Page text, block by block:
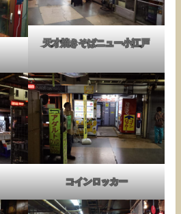
天才焼きそばニュー小江戸
コインロッカー